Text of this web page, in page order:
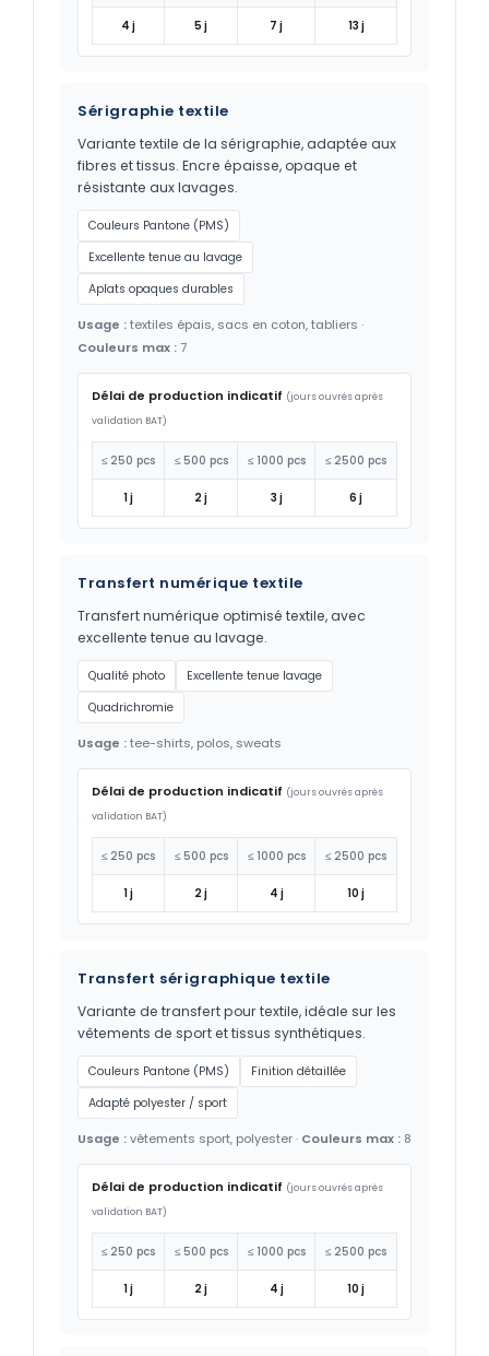
4 j 5 j 7 j 13 j
Sérigraphie textile
Variante textile de la sérigraphie, adaptée aux
fibres et tissus. Encre épaisse, opaque et
résistante aux lavages.
Couleurs Pantone (PMS)
Excellente tenue au lavage
Aplats opaques durables
Usage :textiles épais, sacs en coton, tabliers ·
Couleurs max :7
Délai de production indicatif (jours ouvrés après
validation BAT)
≤ 250 pcs ≤ 500 pcs ≤ 1000 pcs ≤ 2500 pcs
1 j 2 j 3 j 6 j
Transfert numérique textile
Transfert numérique optimisé textile, avec
excellente tenue au lavage.
Qualité photo
Excellente tenue lavage
Quadrichromie
Usage :tee-shirts, polos, sweats
Délai de production indicatif (jours ouvrés après
validation BAT)
≤ 250 pcs ≤ 500 pcs ≤ 1000 pcs ≤ 2500 pcs
1 j 2 j 4 j 10 j
Transfert sérigraphique textile
Variante de transfert pour textile, idéale sur les
vêtements de sport et tissus synthétiques.
Couleurs Pantone (PMS)
Finition détaillée
Adapté polyester / sport
Usage :vêtements sport, polyester · Couleurs max : 8
Délai de production indicatif (jours ouvrés après
validation BAT)
≤ 250 pcs ≤ 500 pcs ≤ 1000 pcs ≤ 2500 pcs
1 j 2 j 4 j 10 j